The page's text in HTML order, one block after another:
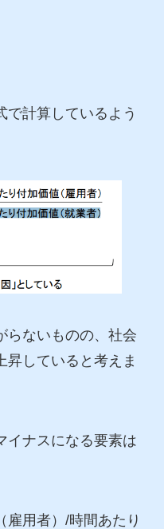
で計算しているよう
らないものの、社会
昇していると考えま
イナスになる要素は
雇用者）/時間あたり